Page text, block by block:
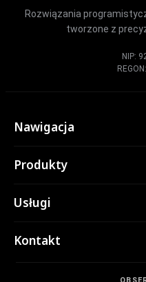
Rozwiązania
tworzone z
NIP:
Nawigacja
Usługi
Produkty
TubePilot
Wszystkie rozszerzenia →
Usługi
Aplikacje internetowe
Kontakt